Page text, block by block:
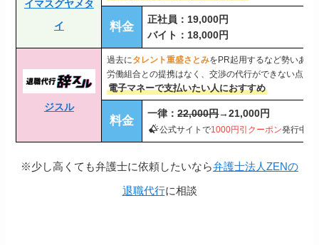
イマスグヤメタ
イ
料金
正社員：19,000円
バイト：18,000円
ジスル
過去にタレント重盛さとみをPR起用するなど勢いある
労働組合との提携はなく、交渉の代行ができない点の
電子マネーで支払いたい人におすすめ
料金
一律：22,000円→21,000円
公式サイトで1000円引クーポン発行中
※少し高くても弁護士に依頼したいなら弁護士法人ZENの
退職代行に相談